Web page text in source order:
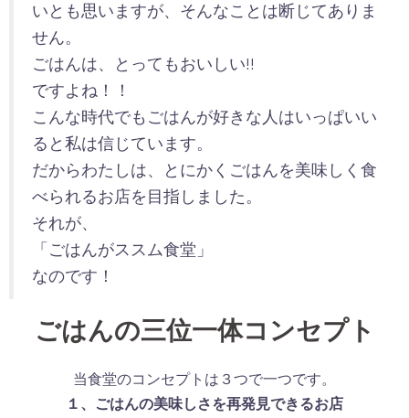
いとも思いますが、そんなことは断じてありま
せん。
ごはんは、とってもおいしい!!
ですよね！！
こんな時代でもごはんが好きな人はいっぱいい
ると私は信じています。
だからわたしは、とにかくごはんを美味しく食
べられるお店を目指しました。
それが、
「ごはんがススム食堂」
なのです！
ごはんの三位一体コンセプト
当食堂のコンセプトは３つで一つです。
１、ごはんの美味しさを再発見できるお店